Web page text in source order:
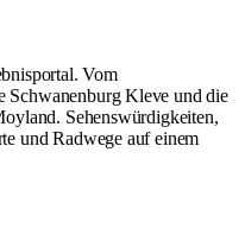
Vom
Schwanenburg Kleve und die
Sehenswürdigkeiten,
und Radwege auf einem